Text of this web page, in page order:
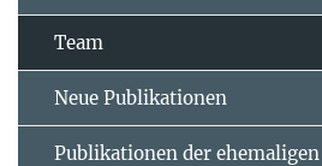
Team
Neue Publikationen
Publikationen der